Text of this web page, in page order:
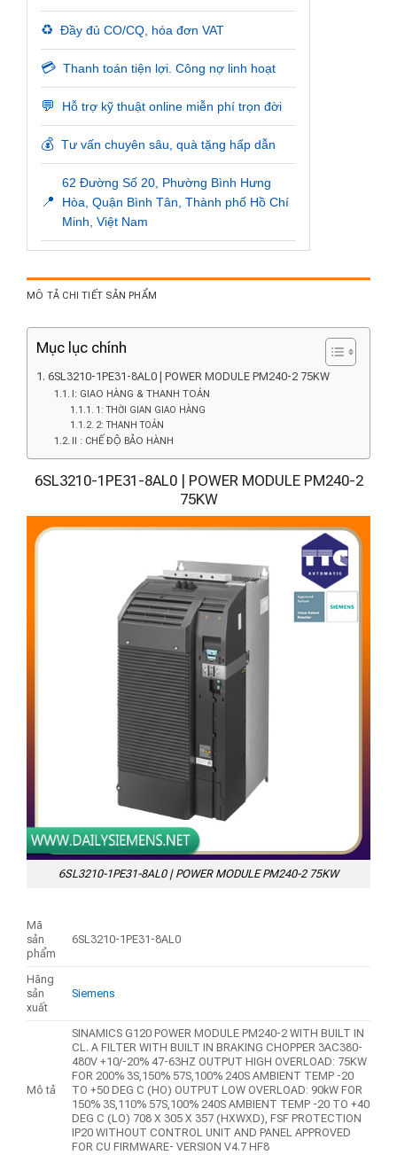
♻️ Đầy đủ CO/CQ, hóa đơn VAT
💳 Thanh toán tiện lợi. Công nợ linh hoạt
💬 Hỗ trợ kỹ thuật online miễn phí trọn đời
💰 Tư vấn chuyên sâu, quà tặng hấp dẫn
📍
62 Đường Số 20, Phường Bình Hưng
Hòa, Quận Bình Tân, Thành phố Hồ Chí
Minh, Việt Nam
MÔ TẢ CHI TIẾT SẢN PHẨM
Mục lục chính
6SL3210-1PE31-8AL0 | POWER MODULE PM240-2 75KW
I: GIAO HÀNG & THANH TOÁN
1: THỜI GIAN GIAO HÀNG
2: THANH TOÁN
II : CHẾ ĐỘ BẢO HÀNH
6SL3210-1PE31-8AL0 | POWER MODULE PM240-2
75KW
6SL3210-1PE31-8AL0 | POWER MODULE PM240-2 75KW
Mã
sản
phẩm
6SL3210-1PE31-8AL0
Hãng
sản
xuất
Siemens
Mô tả
SINAMICS G120 POWER MODULE PM240-2 WITH BUILT IN
CL. A FILTER WITH BUILT IN BRAKING CHOPPER 3AC380-
480V +10/-20% 47-63HZ OUTPUT HIGH OVERLOAD: 75KW
FOR 200% 3S,150% 57S,100% 240S AMBIENT TEMP -20
TO +50 DEG C (HO) OUTPUT LOW OVERLOAD: 90kW FOR
150% 3S,110% 57S,100% 240S AMBIENT TEMP -20 TO +40
DEG C (LO) 708 X 305 X 357 (HXWXD), FSF PROTECTION
IP20 WITHOUT CONTROL UNIT AND PANEL APPROVED
FOR CU FIRMWARE- VERSION V4.7 HF8